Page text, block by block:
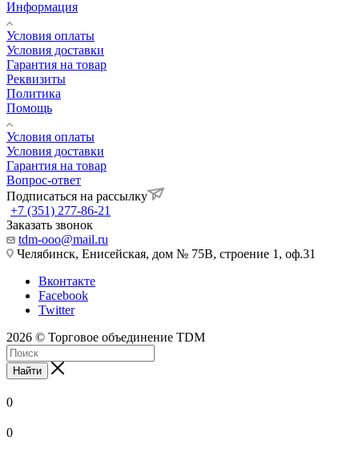
Информация
Условия оплаты
Условия доставки
Гарантия на товар
Реквизиты
Политика
Помощь
Условия оплаты
Условия доставки
Гарантия на товар
Вопрос-ответ
Подписаться на рассылку
+7 (351) 277-86-21
Заказать звонок
tdm-ooo@mail.ru
Челябинск, Енисейская, дом № 75В, строение 1, оф.31
Вконтакте
Facebook
Twitter
2026 © Торговое объединение TDM
Найти
0
0